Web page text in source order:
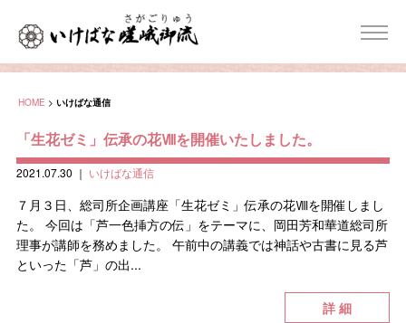
HOME > いけばな通信
「生花ゼミ」伝承の花Ⅷを開催いたしました。
2021.07.30 ｜ いけばな通信
７月３日、総司所企画講座「生花ゼミ」伝承の花Ⅷを開催しまし
た。 今回は「芦一色挿方の伝」をテーマに、岡田芳和華道総司所
理事が講師を務めました。 午前中の講義では神話や古書に見る芦
といった「芦」の出...
詳 細